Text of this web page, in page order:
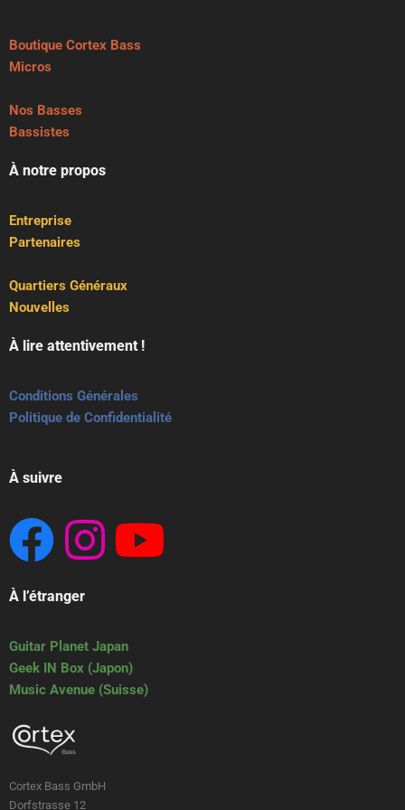
Boutique Cortex Bass
Micros
Nos Basses
Bassistes
À notre propos
Entreprise
Partenaires
Quartiers Généraux
Nouvelles
À lire attentivement !
Conditions Générales
Politique de Confidentialité
À suivre
À l’étranger
Guitar Planet Japan
Geek IN Box (Japon)
Music Avenue (Suisse)
Cortex Bass GmbH
Dorfstrasse 12